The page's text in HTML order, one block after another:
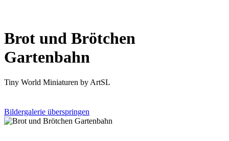
Brot und Brötchen
Gartenbahn
Tiny World Miniaturen by ArtSL
Bildergalerie überspringen